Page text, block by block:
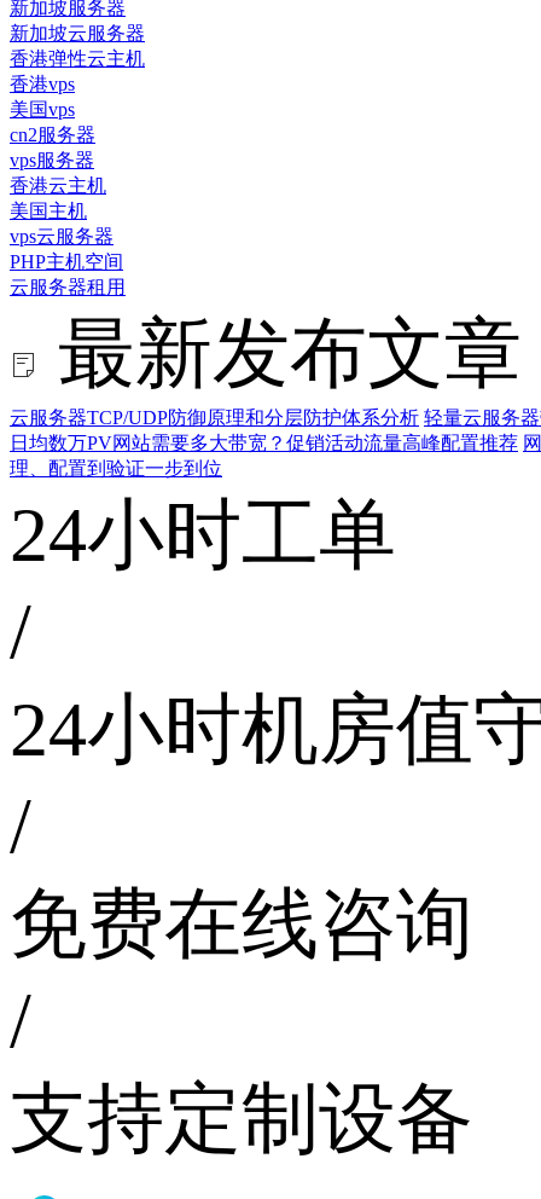
新加坡服务器
新加坡云服务器
香港弹性云主机
香港vps
美国vps
cn2服务器
vps服务器
香港云主机
美国主机
vps云服务器
PHP主机空间
云服务器租用
最新发布文章
云服务器TCP/UDP防御原理和分层防护体系分析 轻量云服务
日均数万PV网站需要多大带宽？促销活动流量高峰配置推荐
理、配置到验证一步到位
24小时工单
/
24小时机房值
/
免费在线咨询
/
支持定制设备